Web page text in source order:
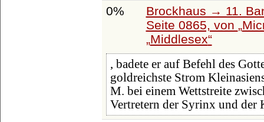
0%
Brockhaus → 11.
Seite 0865, von
Middlesex
, badete er auf Befehl des
goldreichste Strom
M. bei einem Wettstreite
Vertretern der Syrinx und der